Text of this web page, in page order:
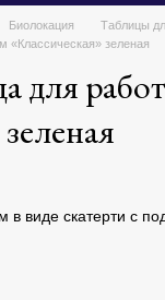
Биолокация
Таблицы
«Классическая» зеленая
для
виде скатерти с